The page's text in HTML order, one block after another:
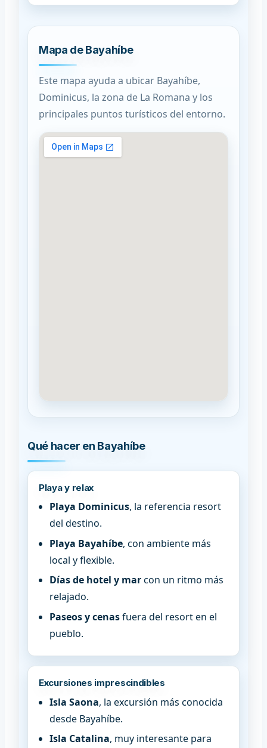
Mapa de Bayahíbe
Este mapa ayuda a ubicar Bayahíbe,
Dominicus, la zona de La Romana y los
principales puntos turísticos del entorno.
Qué hacer en Bayahíbe
Playa y relax
Playa Dominicus, la referencia resort
del destino.
Playa Bayahíbe, con ambiente más
local y flexible.
Días de hotel y marcon un ritmo más
relajado.
Paseos y cenasfuera del resort en el
pueblo.
Excursiones imprescindibles
Isla Saona, la excursión más conocida
desde Bayahíbe.
Isla Catalina, muy interesante para